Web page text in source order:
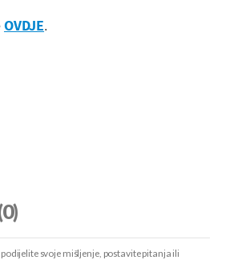
OVDJE.
svoje mišljenje, postavite pitanja ili